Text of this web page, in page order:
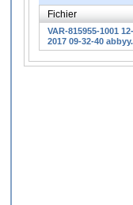
Fichier
VAR-815955-1001
2017 09-32-40